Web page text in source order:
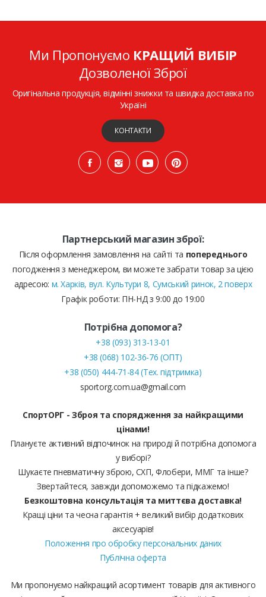
Ми Пропонуємо КРАЩИЙ ВИБІР
Дозволеної Зброї
Оригінальна продукція, відмінні знижки та швидка доставка по
Україні
КОНТАКТИ
Партнерський магазин зброї:
Після оформлення замовлення на сайті та попереднього
погодження з менеджером, ви можете забрати товар за цією
адресою: м. Харків, вул. Культури 8, Сумський ринок, 2 поверх
Графік роботи: ПН-НД з 9:00 до 19:00
Потрібна допомога?
+38 (093) 313-13-01
+38 (068) 102-36-76 (ОПТ)
+38 (050) 444-71-84 (Тех. підтримка)
sportorg.com.ua@gmail.com
СпортОРГ - Зброя та спорядження за найкращими
цінами!
Плануєте активний відпочинок на природі й потрібна допомога
у виборі?
Шукаєте пневматичну зброю, СХП, Флобери, ММГ та інше?
Звертайтеся, завжди допоможемо та підкажемо!
Безкоштовна консультація та миттєва доставка!
Кращі ціни та чесна гарантія + великий вибір додаткових
аксесуарів!
Положення про обробку персональних даних
Публічна оферта
Ми пропонуємо найкращий асортимент товарів для активного